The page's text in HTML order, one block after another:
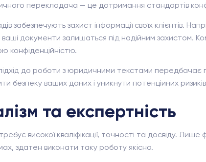
перекладача — це дотримання стандартів
забезпечують захист інформації своїх клієнтів.
документи залишаться під надійним захистом.
конфіденційністю.
до роботи з юридичними текстами передбачає
безпеку ваших даних і уникнути потенційних
та експертність
високої кваліфікації, точності та досвіду. Лише
здатен виконати таку роботу якісно.